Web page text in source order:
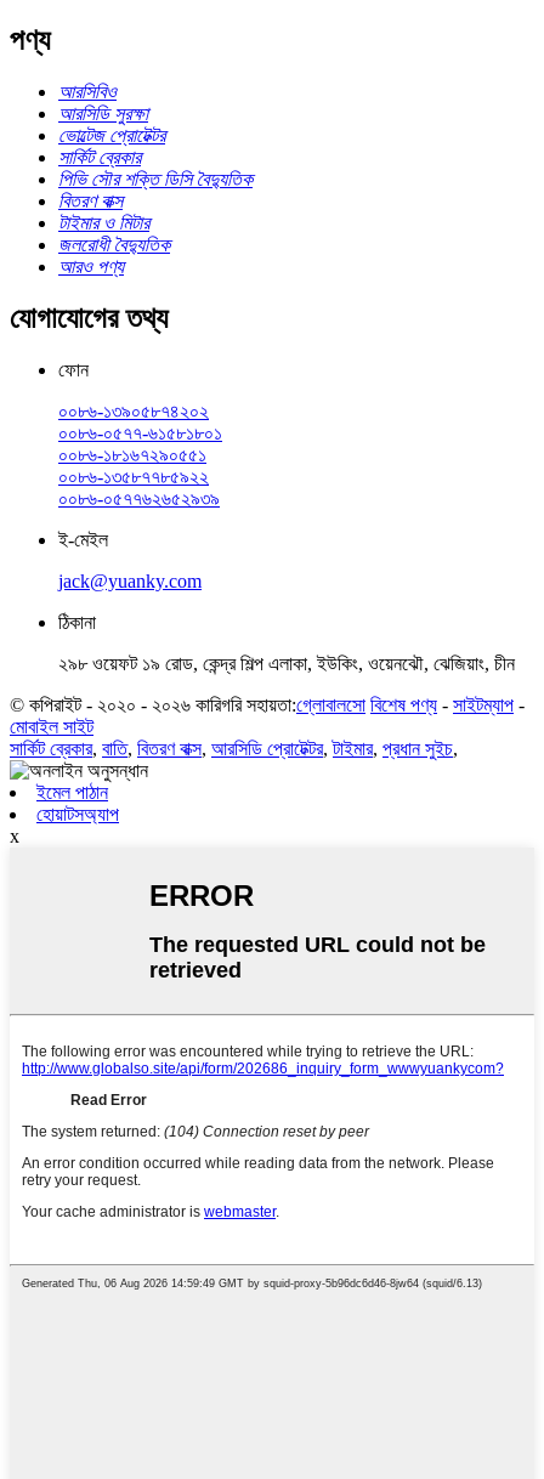
পণ্য
আরসিবিও
আরসিডি সুরক্ষা
ভোল্টেজ প্রোটেক্টর
সার্কিট ব্রেকার
পিভি সৌর শক্তি ডিসি বৈদ্যুতিক
বিতরণ বাক্স
টাইমার ও মিটার
জলরোধী বৈদ্যুতিক
আরও পণ্য
যোগাযোগের তথ্য
ফোন
০০৮৬-১৩৯০৫৮৭৪২০২
০০৮৬-০৫৭৭-৬১৫৮১৮০১
০০৮৬-১৮১৬৭২৯০৫৫১
০০৮৬-১৩৫৮৭৭৮৫৯২২
০০৮৬-০৫৭৭৬২৬৫২৯৩৯
ই-মেইল
jack@yuanky.com
ঠিকানা
২৯৮ ওয়েফট ১৯ রোড, কেন্দ্র শিল্প এলাকা, ইউকিং, ওয়েনঝৌ, ঝেজিয়াং, চীন
© কপিরাইট - ২০২০ - ২০২৬ কারিগরি সহায়তা:গ্লোবালসো বিশেষ পণ্য - সাইটম্যাপ -
মোবাইল সাইট
সার্কিট ব্রেকার, বাতি, বিতরণ বাক্স, আরসিডি প্রোটেক্টর,টাইমার, প্রধান সুইচ,
ইমেল পাঠান
হোয়াটসঅ্যাপ
x